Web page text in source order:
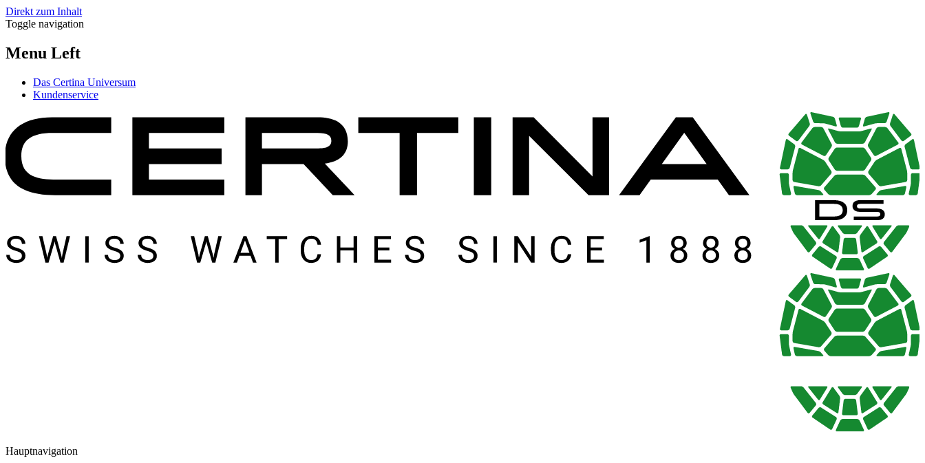
Direkt zum Inhalt
Toggle navigation
Menu Left
Das Certina Universum
Kundenservice
Hauptnavigation